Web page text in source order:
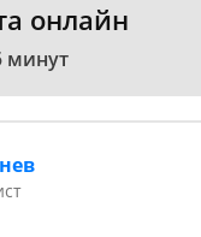
онлайн
минут